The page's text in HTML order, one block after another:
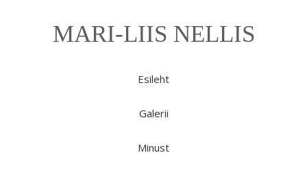
MARI-LIIS NELLIS
Esileht
Galerii
Minust